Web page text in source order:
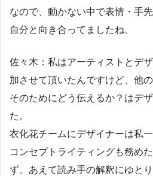
なので、動かない中で表情・手
自分と向き合ってましたね。
佐々木：私はアーティストとデ
加させて頂いたんですけど、他
そのためにどう伝えるか？はデ
た。
衣化花チームにデザイナーは私
コンセプトライティングも務め
ず、あえて読み手の解釈にゆと